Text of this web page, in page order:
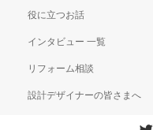
役に立つお話
インタビュー 一覧
リフォーム相談
設計デザイナーの皆さまへ
Instagram